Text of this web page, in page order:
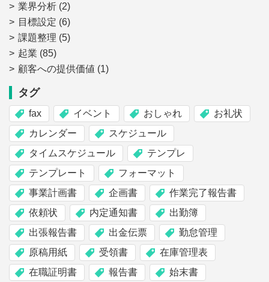
業界分析 (2)
目標設定 (6)
課題整理 (5)
起業 (85)
顧客への提供価値 (1)
タグ
fax イベント おしゃれ
お礼状
カレンダー
スケジュール
タイムスケジュール
テンプレ
テンプレート
フォーマット
事業計画書
企画書
作業完了報告書
依頼状
内定通知書
出勤簿
出張報告書
出金伝票
勤怠管理
原稿用紙
受領書
在庫管理表
在職証明書
報告書
始末書